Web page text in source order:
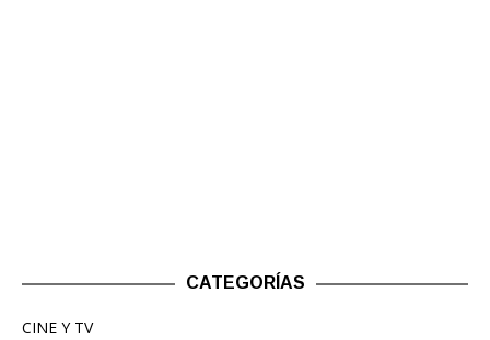
CATEGORÍAS
CINE Y TV